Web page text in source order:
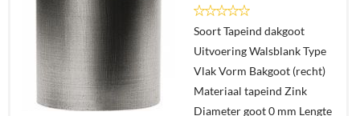
In
winkelmand
Soort Tapeind dakgoot
Uitvoering Walsblank Type
Vlak Vorm Bakgoot (recht)
Materiaal tapeind Zink
Diameter goot 0 mm Lengte